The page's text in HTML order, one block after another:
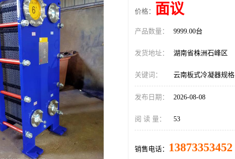
价格： 面议
产品数量： 9999.00台
发货地址： 湖南省株洲石峰区
关键词： 云南板式冷凝器规格
发布日期： 2026-08-08
阅 读 量： 53
销售电话： 13873353452